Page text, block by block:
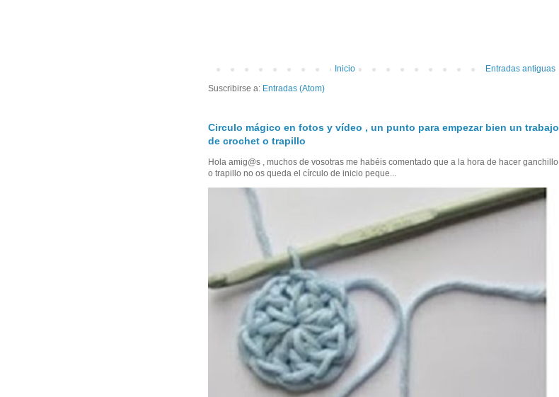
Entradas antiguas
Inicio
Suscribirse a: Entradas (Atom)
Circulo mágico en fotos y vídeo , un punto para empezar bien un trabajo
de crochet o trapillo
Hola amig@s , muchos de vosotras me habéis comentado que a la hora de hacer ganchillo
o trapillo no os queda el círculo de inicio peque...